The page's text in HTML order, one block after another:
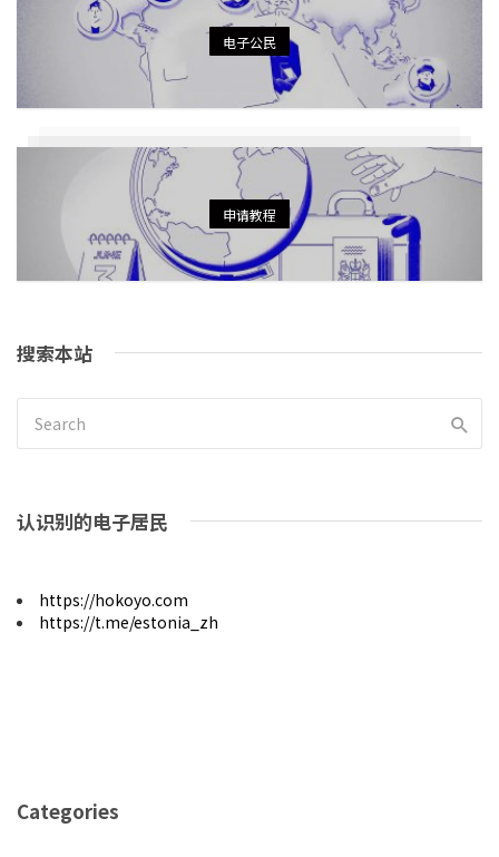
电子公民
申请教程
搜索本站
认识别的电子居民
https://hokoyo.com
https://t.me/estonia_zh
Categories